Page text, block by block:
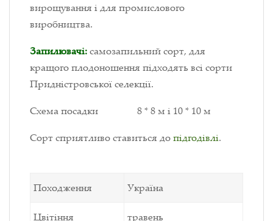
вирощування і для промислового
виробництва.
Запилювачі:самозапильний сорт, для
кращого плодоношення підходять всі сорти
Придністровської селекції.
Схема посадки 8 * 8 м і 10 * 10 м
Сорт сприятливо ставиться допідгодівлі.
Походження Україна
Цвітіння травень